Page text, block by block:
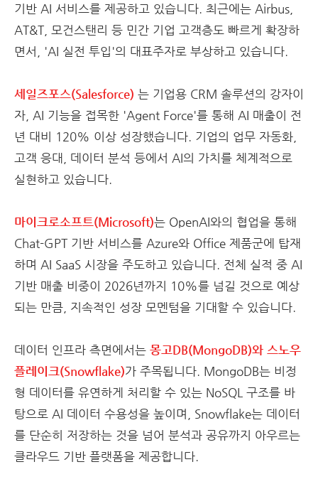
기반 AI 서비스를 제공하고 있습니다. 최근에는 Airbus,
AT&T, 모건스탠리 등 민간 기업 고객층도 빠르게 확장하
면서, 'AI 실전 투입'의 대표주자로 부상하고 있습니다.
세일즈포스(Salesforce) 는 기업용 CRM 솔루션의 강자이
자, AI 기능을 접목한 'Agent Force'를 통해 AI 매출이 전
년 대비 120% 이상 성장했습니다. 기업의 업무 자동화,
고객 응대, 데이터 분석 등에서 AI의 가치를 체계적으로
실현하고 있습니다.
마이크로소프트(Microsoft)는 OpenAI와의 협업을 통해
Chat-GPT 기반 서비스를 Azure와 Office 제품군에 탑재
하며 AI SaaS 시장을 주도하고 있습니다. 전체 실적 중 AI
기반 매출 비중이 2026년까지 10%를 넘길 것으로 예상
되는 만큼, 지속적인 성장 모멘텀을 기대할 수 있습니다.
데이터 인프라 측면에서는 몽고DB(MongoDB)와 스노우
플레이크(Snowflake)가 주목됩니다. MongoDB는 비정
형 데이터를 유연하게 처리할 수 있는 NoSQL 구조를 바
탕으로 AI 데이터 수용성을 높이며, Snowflake는 데이터
를 단순히 저장하는 것을 넘어 분석과 공유까지 아우르는
클라우드 기반 플랫폼을 제공합니다.